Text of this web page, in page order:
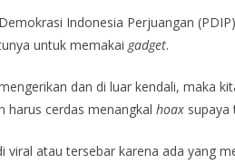
Indonesia Perjuangan
untuk memakai gadget.
dan di luar kendali, maka
harus cerdas menangkal hoax supaya
viral atau tersebar karena ada yang